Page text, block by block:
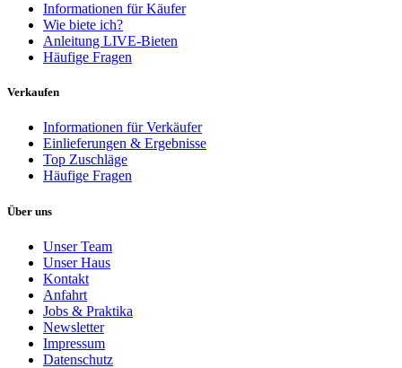
Informationen für Käufer
Wie biete ich?
Anleitung LIVE-Bieten
Häufige Fragen
Verkaufen
Informationen für Verkäufer
Einlieferungen & Ergebnisse
Top Zuschläge
Häufige Fragen
Über uns
Unser Team
Unser Haus
Kontakt
Anfahrt
Jobs & Praktika
Newsletter
Impressum
Datenschutz